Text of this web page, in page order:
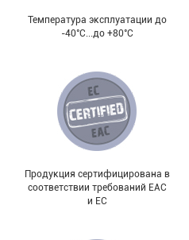
Температура эксплуатации до
-40°С...до +80°С
Продукция сертифицирована в
соответствии требований EAC
и EC